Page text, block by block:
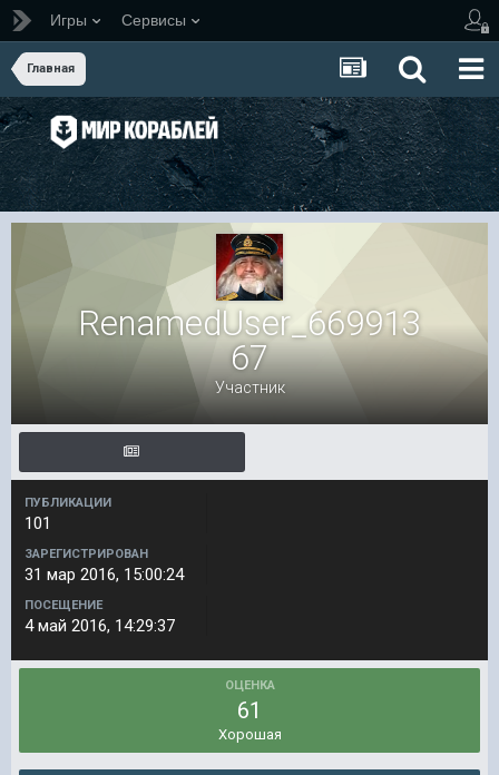
Игры Сервисы
Главная
RenamedUser_669913
67
Участник
ПУБЛИКАЦИИ
101
ЗАРЕГИСТРИРОВАН
31 мар 2016, 15:00:24
ПОСЕЩЕНИЕ
4 май 2016, 14:29:37
ОЦЕНКА
61
Хорошая